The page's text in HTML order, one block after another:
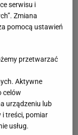
serwisu i
Zmiana
pomocą ustawień
przetwarzać
Aktywne
celów
urządzeniu lub
i treści, pomiar
usług.